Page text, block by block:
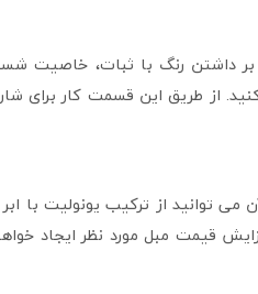
بر داشتن رنگ با ثبات، خاصیت
از طریق این قسمت کار برای
توانید از ترکیب یونولیت با ابر
قیمت مبل مورد نظر ایجاد